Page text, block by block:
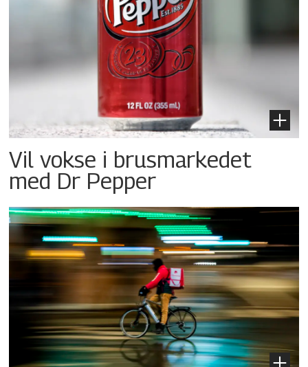
Vil vokse i brusmarkedet
med Dr Pepper